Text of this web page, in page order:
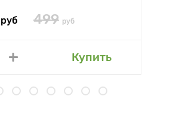
руб 499 руб
Купить